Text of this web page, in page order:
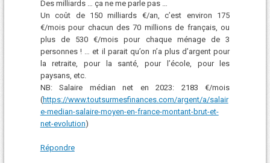
Des milliards … ça ne me parle pas …
Un coût de 150 milliards €/an, c’est environ 175
€/mois pour chacun des 70 millions de français, ou
plus de 530 €/mois pour chaque ménage de 3
personnes ! … et il parait qu’on n’a plus d’argent pour
la retraite, pour la santé, pour l’école, pour les
paysans, etc.
NB: Salaire médian net en 2023: 2183 €/mois
(https://www.toutsurmesfinances.com/argent/a/salair
e-median-salaire-moyen-en-france-montant-brut-et-
net-evolution)
Répondre